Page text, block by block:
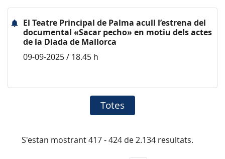
El Teatre Principal de Palma acull l’estrena del
documental «Sacar pecho» en motiu dels actes
de la Diada de Mallorca
09-09-2025 / 18.45 h
Totes
S'estan mostrant 417 - 424 de 2.134 resultats.